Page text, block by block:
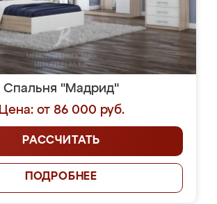
Спальня "Мадрид"
Цена: от 86 000 руб.
РАССЧИТАТЬ
ПОДРОБНЕЕ